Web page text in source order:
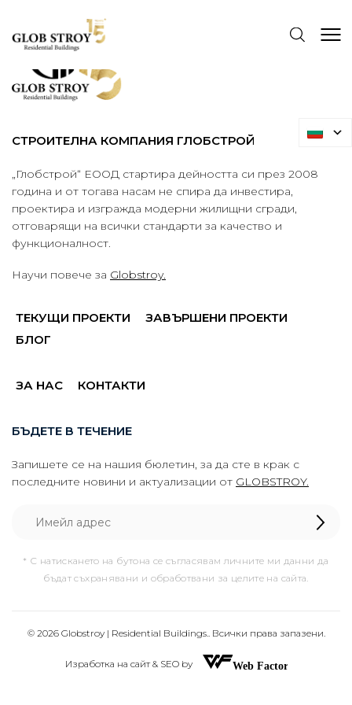
СТРОИТЕЛНА КОМПАНИЯ ГЛОБСТРОЙ
„Глобстрой“ ЕООД стартира дейността си през 2008
година и от тогава насам не спира да инвестира,
проектира и изгражда модерни жилищни сгради,
отговарящи на всички стандарти за качество и
функционалност.
Научи повече за Globstroy.
ТЕКУЩИ ПРОЕКТИ
ЗАВЪРШЕНИ ПРОЕКТИ
БЛОГ
ЗА НАС КОНТАКТИ
БЪДЕТЕ В ТЕЧЕНИЕ
Запишете се на нашия бюлетин, за да сте в крак с
последните новини и актуализации от GLOBSTROY.
* С натискането на бутона се съгласявам личните ми данни да
бъдат съхранявани и обработвани за целите на сайта.
© 2026 Globstroy | Residential Buildings.. Всички права запазени.
Изработка на сайт & SEO by